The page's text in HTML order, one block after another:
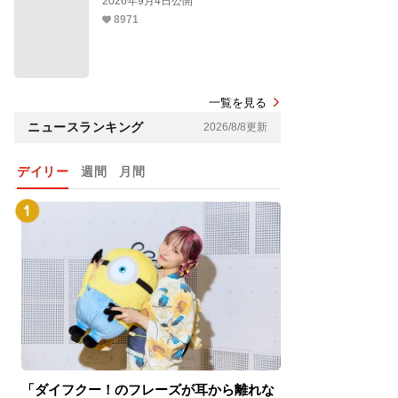
8971
一覧を見る
ニュースランキング 2026/8/8更新
デイリー 週間 月間
「ダイフクー！のフレーズが耳から離れな